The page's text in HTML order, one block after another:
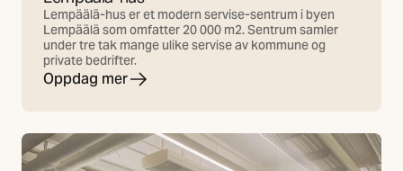
Lempäälä-hus er et modern servise-sentrum i byen
Lempäälä som omfatter 20 000 m2. Sentrum samler
under tre tak mange ulike servise av kommune og
private bedrifter.
Oppdag mer